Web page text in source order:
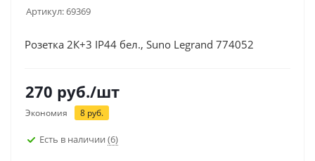
Артикул:69369
Розетка 2К+3 IP44 бел., Suno Legrand 774052
270 руб./шт
Экономия 8 руб.
Есть в наличии (6)